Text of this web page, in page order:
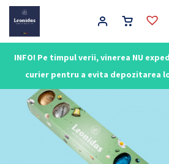
INFO! Pe timpul verii, vinerea NU
curier pentru a evita depozitarea
Main Navigation